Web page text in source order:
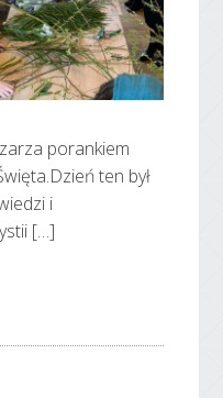
porankiem
ten był
i
[…]